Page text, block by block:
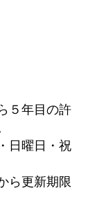
５年目の許
日曜日・祝
ら更新期限